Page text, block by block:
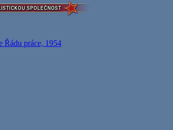
Řádu práce, 1954